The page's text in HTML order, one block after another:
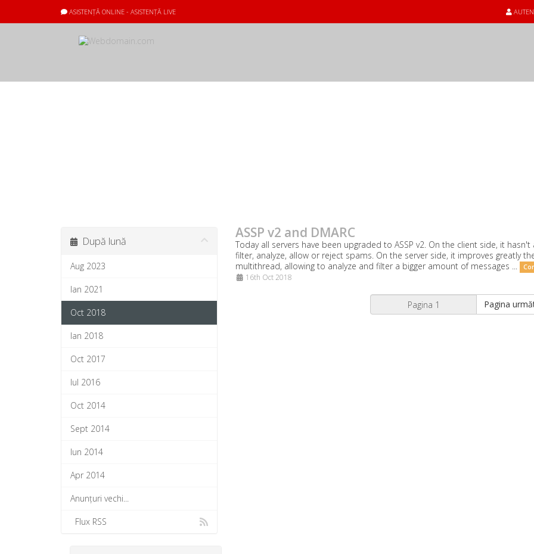
ASISTENȚĂ ONLINE - ASISTENȚĂ LIVE
După lună
Aug 2023
Ian 2021
Oct 2018
Ian 2018
Oct 2017
Iul 2016
Oct 2014
Sept 2014
Iun 2014
Apr 2014
Anunțuri vechi...
Flux RSS
ASSP v2 and DMARC
Today all servers have been upgraded to ASSP v2. On the client side, it
filter, analyze, allow or reject spams. On the server side, it improves greatly
multithread, allowing to analyze and filter a bigger amount of messages ...
16th Oct 2018
Pagina